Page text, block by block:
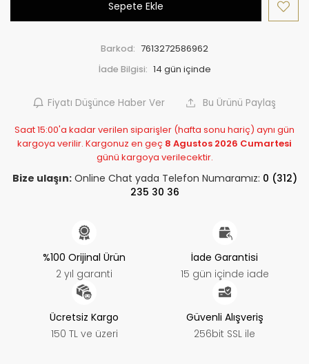
Sepete Ekle
Barkod: 7613272586962
İade Bilgisi:
Fiyatı Düşünce Haber Ver Bu Ürünü Paylaş
Saat 15:00'a kadar verilen siparişler (hafta sonu hariç) aynı gün
kargoya verilir. Kargonuz en geç 8 Agustos 2026 Cumartesi
günü kargoya verilecektir.
Bize ulaşın:Online Chat yada Telefon Numaramız: 0 (312)
235 30 36
%100 Orijinal Ürün
2 yıl garanti
İade Garantisi
15 gün içinde iade
Ücretsiz Kargo
150 TL ve üzeri
Güvenli Alışveriş
256bit SSL ile